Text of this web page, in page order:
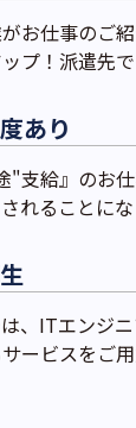
お仕事のご
プ！派遣先
あり
"支給』のお
れることにな
、ITエンジ
ービスをご